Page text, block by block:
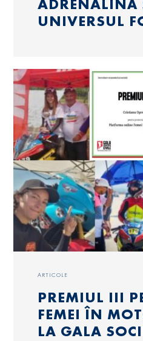
UNIVERSUL
ARTICOLE
PREMIUL III
FEMEI ÎN
LA GALA